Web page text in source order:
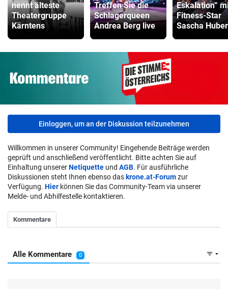
nennt älteste
Theatergruppe
Kärntens
Treffen Sie die
Schlagerqueen
Andrea Berg live
Eskalation“
Fitness-Star
Sascha Huber
Einloggen, um an der Diskussion teilzunehmen
Willkommen in unserer Community! Eingehende Beiträge werden
geprüft und anschließend veröffentlicht. Bitte achten Sie auf
Einhaltung unsererNetiquette und AGB. Für ausführliche
Diskussionen steht Ihnen ebenso das krone.at-Forumzur
Verfügung. Hier können Sie das Community-Team via unserer
Melde- und Abhilfestelle kontaktieren.